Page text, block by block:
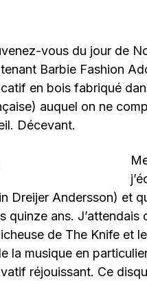
vous du jour de
Barbie Fashion
en bois fabriqué
auquel on ne
Décevant.
Dreijer Andersson) et
quinze ans.
de The Knife et
la musique en
réjouissant. Ce